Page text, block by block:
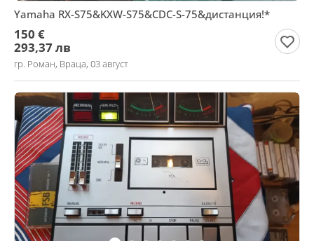
Yamaha RX-S75&KXW-S75&CDC-S-75&дистанция!*
150 €
293,37 лв
гр. Роман, Враца, 03 август